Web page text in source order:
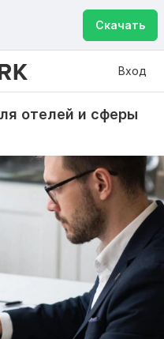
Скачать
Вход
отелей и сферы